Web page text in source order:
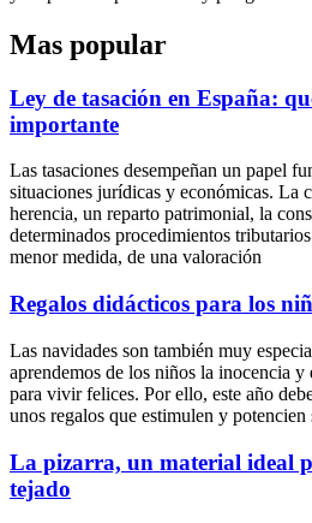
Mas popular
Ley de tasación en España:
importante
Las tasaciones desempeñan un papel
situaciones jurídicas y económicas. La
herencia, un reparto patrimonial, la
determinados procedimientos
menor medida, de una valoración
Regalos didácticos para los
Las navidades son también muy
aprendemos de los niños la inocencia
para vivir felices. Por ello, este año
unos regalos que estimulen y potencien
La pizarra, un material ideal
tejado